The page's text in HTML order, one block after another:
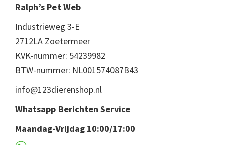
Ralph’s Pet Web
Industrieweg 3-E
2712LA Zoetermeer
KVK-nummer: 54239982
BTW-nummer: NL001574087B43
info@123dierenshop.nl
Whatsapp Berichten Service
Maandag-Vrijdag 10:00/17:00